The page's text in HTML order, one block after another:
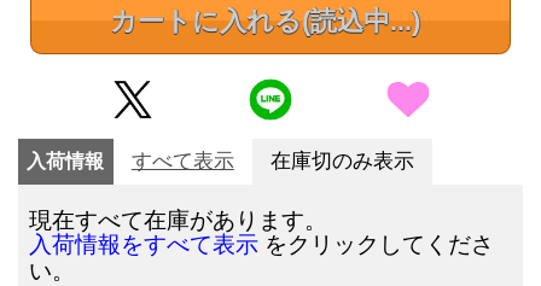
カートに入れる(読込中...)
入荷情報 すべて表示 在庫切のみ表示
現在すべて在庫があります。
入荷情報をすべて表示 をクリックしてくださ
い。